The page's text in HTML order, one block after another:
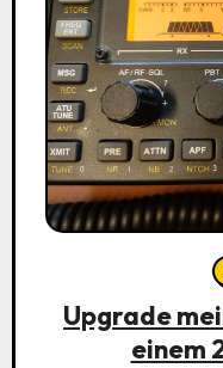
Upgrade
einem